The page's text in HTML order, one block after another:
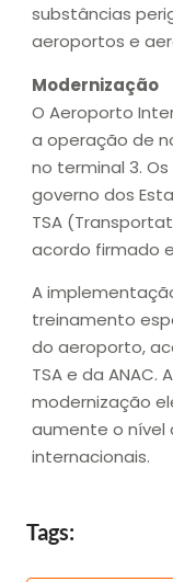
substâncias
aeroportos e
Modernização
O Aeroporto
a operação de
no terminal 3.
governo dos
TSA
acordo firmado
A
treinamento
do aeroporto,
TSA e da
modernização
aumente o nível
internacionais.
Tags: